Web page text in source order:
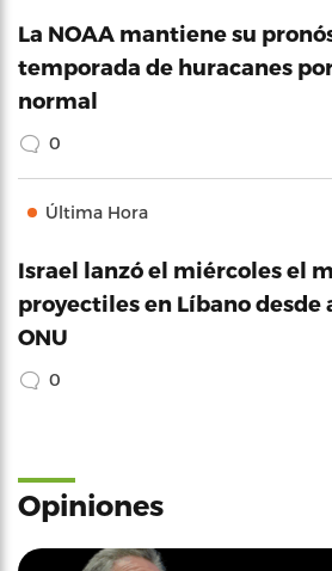
La NOAA mantiene su
temporada de huracanes
normal
0
Última Hora
Israel lanzó el miércoles el
proyectiles en Líbano desde
ONU
0
Opiniones